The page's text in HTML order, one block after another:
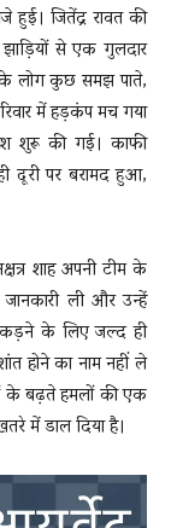
हुई। जितेंद्र रावत की
से एक गुलदार
लोग कुछ समझ पाते,
में हड़कंप मच गया
शुरू की गई। काफी
दूरी पर बरामद हुआ,
शाह अपनी टीम के
ली और उन्हें
के लिए जल्द ही
होने का नाम नहीं ले
के बढ़ते हमलों की एक
में डाल दिया है।